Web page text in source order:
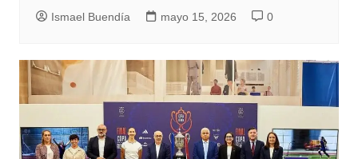
Ismael Buendía mayo 15, 2026 0